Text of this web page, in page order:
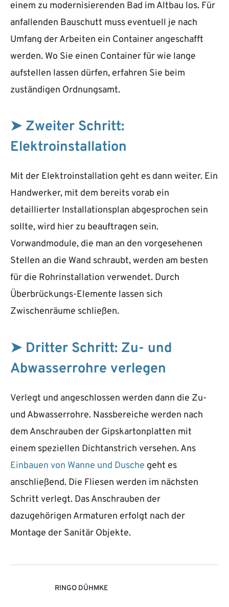
einem zu modernisierenden Bad im Altbau los. Für
anfallenden Bauschutt muss eventuell je nach
Umfang der Arbeiten ein Container angeschafft
werden. Wo Sie einen Container für wie lange
aufstellen lassen dürfen, erfahren Sie beim
zuständigen Ordnungsamt.
➤ Zweiter Schritt:
Elektroinstallation
Mit der Elektroinstallation geht es dann weiter. Ein
Handwerker, mit dem bereits vorab ein
detaillierter Installationsplan abgesprochen sein
sollte, wird hier zu beauftragen sein.
Vorwandmodule, die man an den vorgesehenen
Stellen an die Wand schraubt, werden am besten
für die Rohrinstallation verwendet. Durch
Überbrückungs-Elemente lassen sich
Zwischenräume schließen.
➤ Dritter Schritt: Zu- und
Abwasserrohre verlegen
Verlegt und angeschlossen werden dann die Zu-
und Abwasserrohre. Nassbereiche werden nach
dem Anschrauben der Gipskartonplatten mit
einem speziellen Dichtanstrich versehen. Ans
Einbauen von Wanne und Dusche geht es
anschließend. Die Fliesen werden im nächsten
Schritt verlegt. Das Anschrauben der
dazugehörigen Armaturen erfolgt nach der
Montage der Sanitär Objekte.
RINGO DÜHMKE